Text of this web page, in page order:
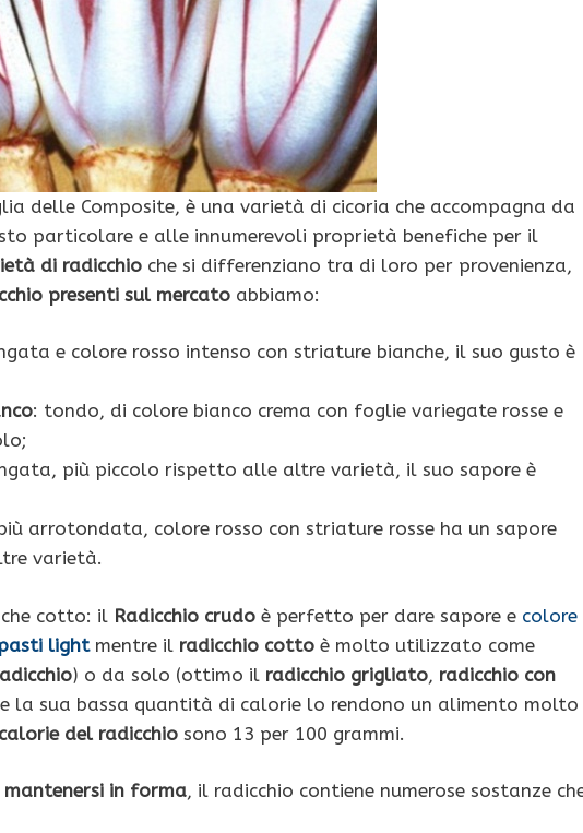
delle Composite, è una varietà di cicoria che accompagna da
particolare e alle innumerevoli proprietà benefiche per il
di radicchio che si differenziano tra di loro per provenienza,
presenti sul mercato abbiamo:
e colore rosso intenso con striature bianche, il suo gusto è
: tondo, di colore bianco crema con foglie variegate rosse e
più piccolo rispetto alle altre varietà, il suo sapore è
arrotondata, colore rosso con striature rosse ha un sapore
varietà.
cotto: il Radicchio crudo è perfetto per dare sapore e colore
lightmentre il radicchio cotto è molto utilizzato come
) o da solo (ottimo il radicchio grigliato, radicchio con
la sua bassa quantità di calorie lo rendono un alimento molto
calorie del radicchio sono 13 per 100 grammi.
mantenersi in forma, il radicchio contiene numerose sostanze